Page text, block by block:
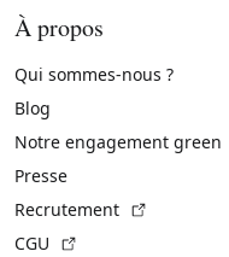
À propos
Qui sommes-nous ?
Blog
Notre engagement green
Presse
Recrutement
CGU